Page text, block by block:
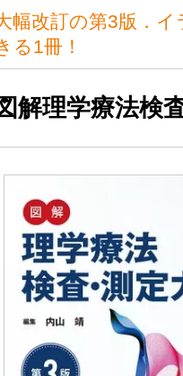
幅改訂の第3版．
る1冊！
解理学療法検